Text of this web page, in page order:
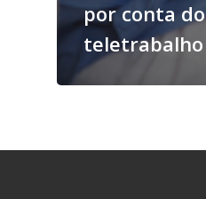
por conta do
teletrabalho